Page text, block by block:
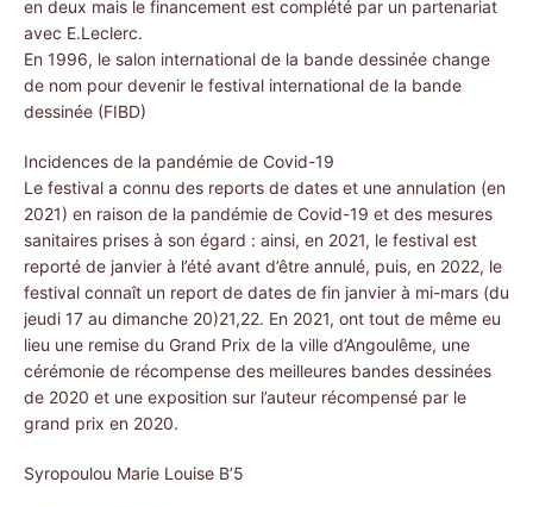
en deux mais le financement est complété par un partenariat
avec E.Leclerc.
En 1996, le salon international de la bande dessinée change
de nom pour devenir le festival international de la bande
dessinée (FIBD)
Incidences de la pandémie de Covid-19
Le festival a connu des reports de dates et une annulation (en
2021) en raison de la pandémie de Covid-19 et des mesures
sanitaires prises à son égard : ainsi, en 2021, le festival est
reporté de janvier à l’été avant d’être annulé, puis, en 2022, le
festival connaît un report de dates de fin janvier à mi-mars (du
jeudi 17 au dimanche 20)21,22. En 2021, ont tout de même eu
lieu une remise du Grand Prix de la ville d’Angoulême, une
cérémonie de récompense des meilleures bandes dessinées
de 2020 et une exposition sur l’auteur récompensé par le
grand prix en 2020.
Syropoulou Marie Louise Β’5